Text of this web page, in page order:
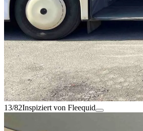
13/82Inspiziert von Fleequid